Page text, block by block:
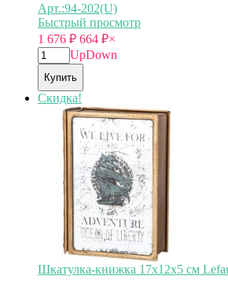
Арт.:94-202(U)
Быстрый просмотр
1 676 ₽ 664 ₽×
UpDown
Купить
Скидка!
Шкатулка-книжка 17х12х5 см